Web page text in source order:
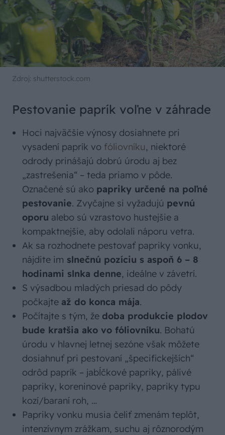
Zdroj: shutterstock.com
Pestovanie paprík voľne v záhrade
Hoci najväčšie výnosy dosiahnete pri
vysadení paprík vo fóliovníku, niektoré
odrody prinášajú dobrú úrodu aj bez
„zastrešenia“ – teda priamo v pôde.
Označené sú ako papriky určené na poľné
pestovanie. Zvyčajne si vyžadujú pevnú
oporu alebo sú vzrastovo hustejšie a
kompaktnejšie, aby odolali náporu vetra.
Ak sa rozhodnete pestovať papriky vonku,
nájdite im slnečnú pozíciu s aspoň 6 – 8
hodinami slnka denne, ideálne v závetrí.
S výsadbou mladých priesad do pôdy
počkajte až do konca mája.
Počítajte s tým, že doba produkcie plodov
bude kratšia ako vo fóliovníku. Bohatú
úrodu v hlavnej letnej sezóne však môžete
dosiahnuť pri pestovaní „špecifickejších“
odrôd paprík – jabĺčkové papriky, pálivé
papriky, koreninové papriky, papriky typu
kozí/baraní roh, …
Papriky vonku musia čeliť zmenám teplôt,
intenzívnym zrážkam, suchu aj rôznorodým